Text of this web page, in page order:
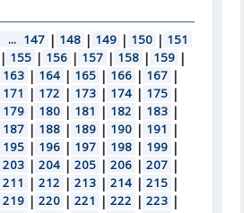
... 147 | 148 | 149 | 150 | 151
| 155 | 156 | 157 | 158 | 159 |
163 | 164 | 165 | 166 | 167 |
171 | 172 | 173 | 174 | 175 |
179 | 180 | 181 | 182 | 183 |
187 | 188 | 189 | 190 | 191 |
195 | 196 | 197 | 198 | 199 |
203 | 204 | 205 | 206 | 207 |
211 | 212 | 213 | 214 | 215 |
219 | 220 | 221 | 222 | 223 |